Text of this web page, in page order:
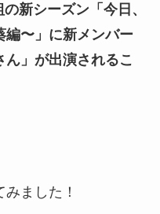
新シーズン「今日、
編〜」に新メンバー
ん」が出演されるこ
ました！